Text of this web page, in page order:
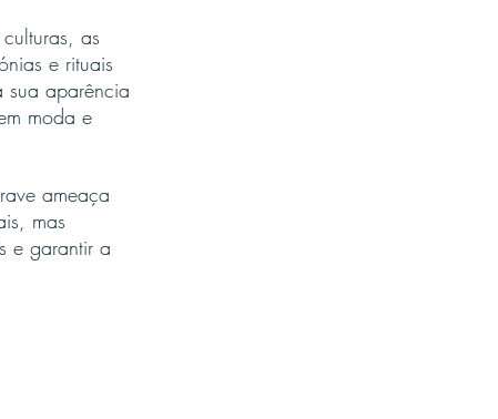
as
e rituais
sua aparência
moda e
ameaça
mas
e garantir a